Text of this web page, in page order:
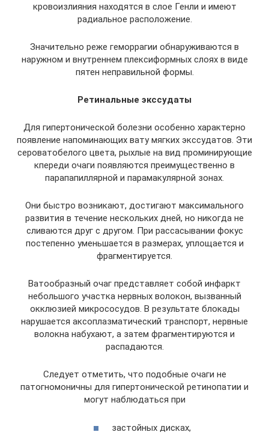
кровоизлияния находятся в слое Генли и имеют
радиальное расположение.
Значительно реже геморрагии обнаруживаются в
наружном и внутреннем плексиформных слоях в виде
пятен неправильной формы.
Ретинальные экссудаты
Для гипертонической болезни особенно характерно
появление напоминающих вату мягких экссудатов. Эти
сероватобелого цвета, рыхлые на вид проминирующие
кпереди очаги появляются преимущественно в
парапапиллярной и парамакулярной зонах.
Они быстро возникают, достигают максимального
развития в течение нескольких дней, но никогда не
сливаются друг с другом. При рассасывании фокус
постепенно уменьшается в размерах, уплощается и
фрагментируется.
Ватообразный очаг представляет собой инфаркт
небольшого участка нервных волокон, вызванный
окклюзией микрососудов. В результате блокады
нарушается аксоплазматический транспорт, нервные
волокна набухают, а затем фрагментируются и
распадаются.
Следует отметить, что подобные очаги не
патогномоничны для гипертонической ретинопатии и
могут наблюдаться при
застойных дисках,